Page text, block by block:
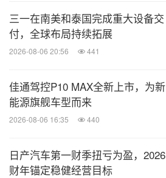
三一在南美和泰国完成重大设备交
付，全球布局持续拓展
2026-08-06 20:56 441
佳通驾控P10 MAX全新上市，为新
能源旗舰车型而来
2026-08-06 16:35 440
日产汽车第一财季扭亏为盈，2026
财年锚定稳健经营目标